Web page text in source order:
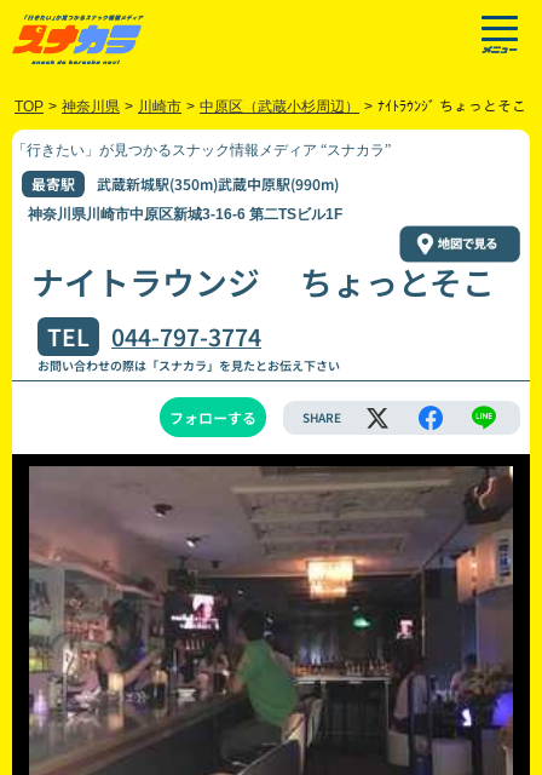
TOP > 神奈川県 > 川崎市 > 中原区（武蔵小杉周辺） > ﾅｲﾄﾗｳﾝｼﾞ ちょっとそこ
「行きたい」が見つかるスナック情報メディア “スナカラ”
最寄駅 武蔵新城駅(350m)武蔵中原駅(990m)
神奈川県川崎市中原区新城3-16-6 第二TSビル1F
ナイトラウンジ ちょっとそこ
TEL 044-797-3774
お問い合わせの際は「スナカラ」を見たとお伝え下さい
フォローする SHARE